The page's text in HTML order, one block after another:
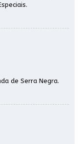
de Serra Negra.